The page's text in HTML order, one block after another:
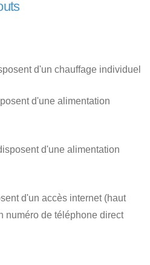
d'un chauffage individuel
d'une alimentation
d'une alimentation
d'un accès internet (haut
numéro de téléphone direct